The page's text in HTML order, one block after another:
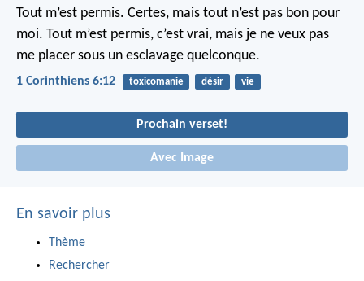
Tout m’est permis. Certes, mais tout n’est pas bon pour
moi. Tout m’est permis, c’est vrai, mais je ne veux pas
me placer sous un esclavage quelconque.
1 Corinthiens 6:12 toxicomanie désir vie
Prochain verset!
Avec Image
En savoir plus
Thème
Rechercher